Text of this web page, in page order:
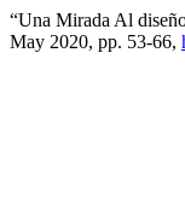
“Una Mirada Al
May 2020, pp. 53-66,